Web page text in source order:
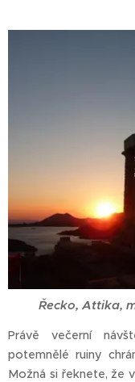
Řecko, Attika,
Právě večerní
potemnělé ruiny
Možná si řeknete, že